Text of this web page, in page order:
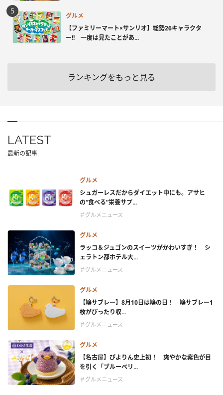
グルメ
【ファミリーマート×サンリオ】総勢26キャラクタ
ー!! 一度は見たことがあ...
ランキングをもっと見る
LATEST
最新の記事
グルメ
シュガーレスだからダイエット中にも。アサヒ
の“食べる”栄養サプ...
＃グルメニュース
グルメ
ラッコ＆ジュゴンのスイーツがかわいすぎ！ シ
ェラトン都ホテル大...
＃グルメニュース
グルメ
【鳩サブレー】8月10日は鳩の日！ 鳩サブレー1
枚がぴったり収...
＃グルメニュース
グルメ
【名古屋】ぴよりん史上初！ 爽やかな紫色が目
を引く「ブルーベリ...
＃グルメニュース